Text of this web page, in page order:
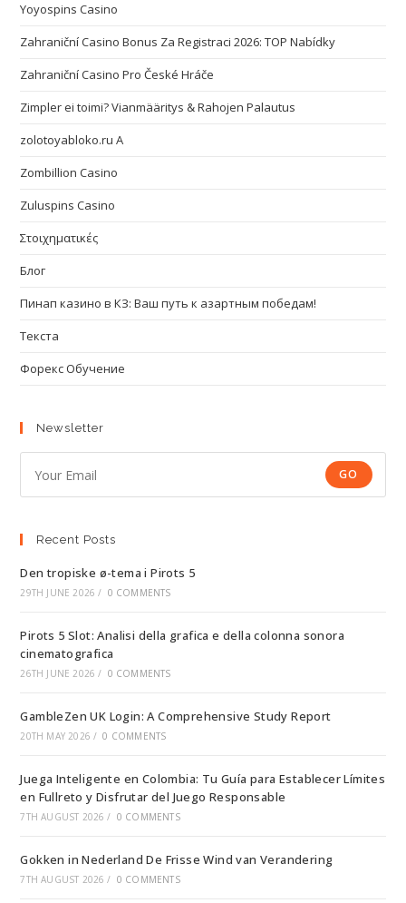
Yoyospins Casino
Zahraniční Casino Bonus Za Registraci 2026: TOP Nabídky
Zahraniční Casino Pro České Hráče
Zimpler ei toimi? Vianmääritys & Rahojen Palautus
zolotoyabloko.ru A
Zombillion Casino
Zuluspins Casino
Στοιχηματικές
Блог
Пинап казино в КЗ: Ваш путь к азартным победам!
Текста
Форекс Обучение
Newsletter
GO
Recent Posts
Den tropiske ø-tema i Pirots 5
29TH JUNE 2026 / 0 COMMENTS
Pirots 5 Slot: Analisi della grafica e della colonna sonora
cinematografica
26TH JUNE 2026 / 0 COMMENTS
GambleZen UK Login: A Comprehensive Study Report
20TH MAY 2026 / 0 COMMENTS
Juega Inteligente en Colombia: Tu Guía para Establecer Límites
en Fullreto y Disfrutar del Juego Responsable
7TH AUGUST 2026 / 0 COMMENTS
Gokken in Nederland De Frisse Wind van Verandering
7TH AUGUST 2026 / 0 COMMENTS